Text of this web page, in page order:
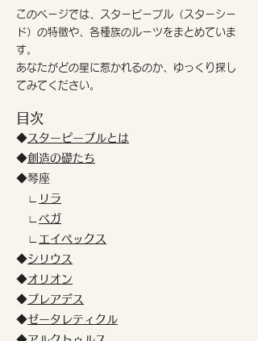
このページでは、スターピープル（スターシー
ド）の特徴や、各種族のルーツをまとめていま
す。
あなたがどの星に惹かれるのか、ゆっくり探し
てみてください。
目次
◆スターピープルとは
◆創造の礎たち
​◆琴座
∟
リラ
∟ ベガ
∟ エイペックス
◆シリウス
◆オリオン
◆プレアデス
◆ゼータレティクル